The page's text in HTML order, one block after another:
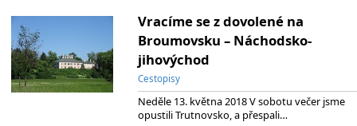
Vracíme se z dovolené na
Broumovsku – Náchodsko-
jihovýchod
Cestopisy
Neděle 13. května 2018 V sobotu večer jsme
opustili Trutnovsko, a přespali…